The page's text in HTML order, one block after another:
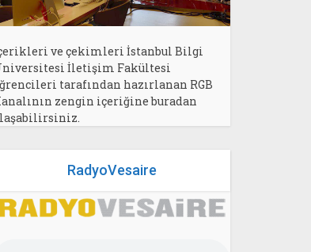
ve çekimleri İstanbul Bilgi
İletişim Fakültesi
tarafından hazırlanan RGB
zengin içeriğine buradan
RadyoVesaire